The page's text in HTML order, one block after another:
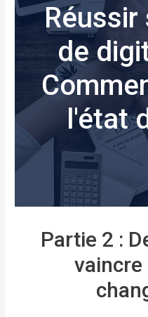
Réussir
de
l'état
Partie 2 :
vaincre